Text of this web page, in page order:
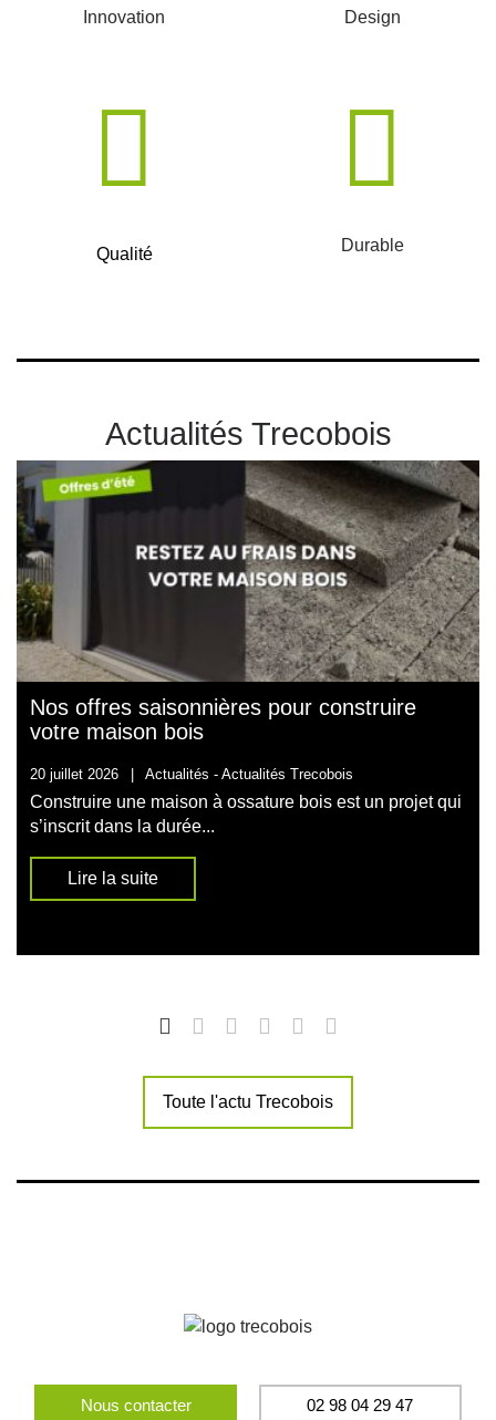
Innovation Design
Qualité Durable
Actualités Trecobois
Nos offres saisonnières pour construire
votre maison bois
20 juillet 2026 Actualités - Actualités Trecobois
Construire une maison à ossature bois est un projet qui
s’inscrit dans la durée...
Lire la suite
Toute l'actu Trecobois
Nous contacter 02 98 04 29 47